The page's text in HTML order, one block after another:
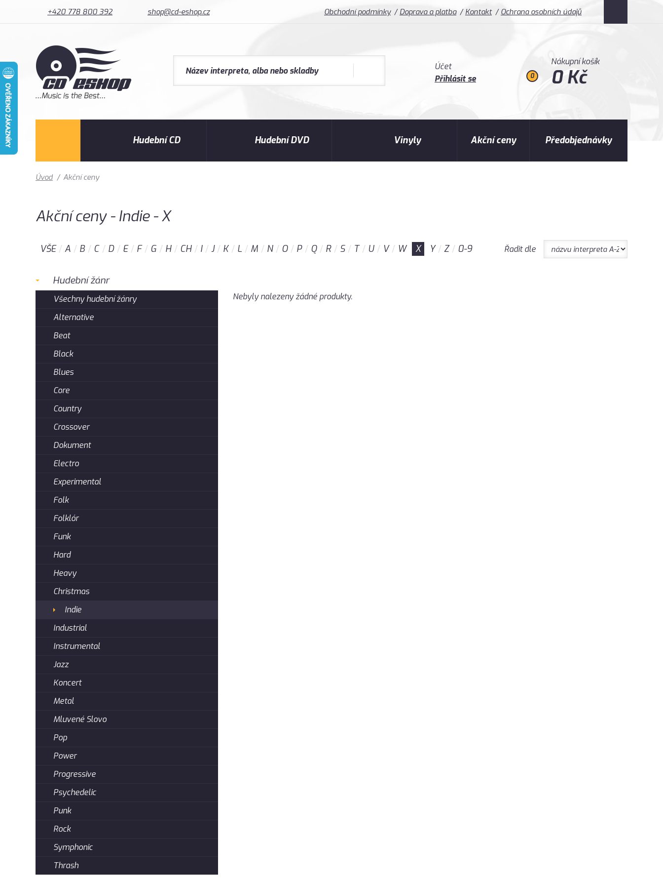
+420 778 800 392 shop@cd-eshop.cz Obchodní podmínky Doprava a platba Kontakt Ochrana osobních údajů
Účet
Přihlásit se
0
Nákupní košík
0 Kč
Hudební CD Hudební DVD Vinyly Akční ceny Předobjednávky
Úvod / Akční ceny
Akční ceny - Indie - X
VŠE A B C D E F G H CH I J K L M N O P Q R S T U V W X Y Z 0-9 Řadit dle
Hudební žánr
Všechny hudební žánry
Alternative
Beat
Black
Blues
Core
Country
Crossover
Dokument
Electro
Experimental
Folk
Folklór
Funk
Hard
Heavy
Christmas
Indie
Industrial
Instrumental
Jazz
Koncert
Metal
Mluvené Slovo
Pop
Power
Progressive
Psychedelic
Punk
Rock
Symphonic
Thrash
Nebyly nalezeny žádné produkty.